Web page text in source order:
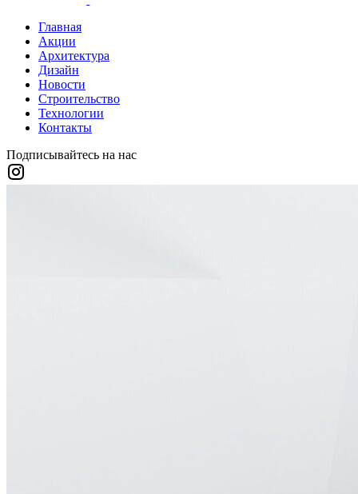
Главная
Акции
Архитектура
Дизайн
Новости
Строительство
Технологии
Контакты
Подписывайтесь на нас